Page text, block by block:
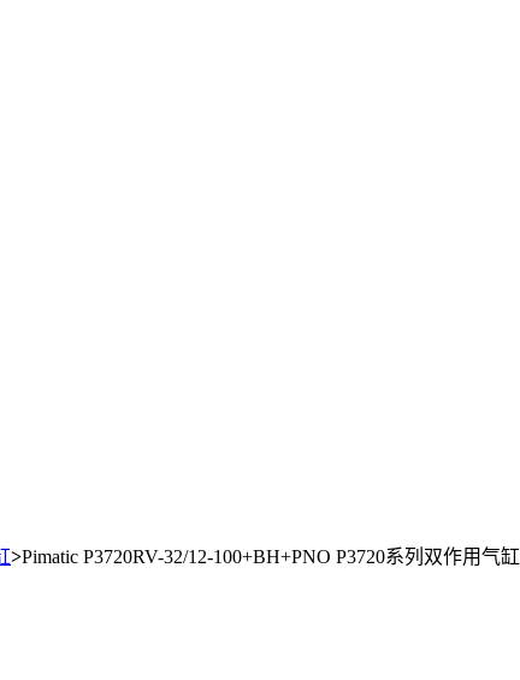
>Pimatic P3720RV-32/12-100+BH+PNO P3720系列双作用气缸